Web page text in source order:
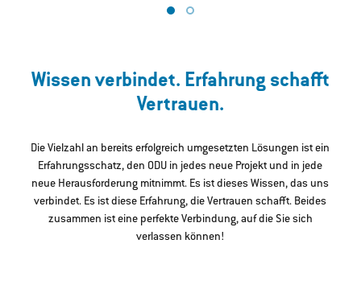
Wissen verbindet. Erfahrung schafft
Vertrauen.
Die Vielzahl an bereits erfolgreich umgesetzten Lösungen ist ein
Erfahrungsschatz, den ODU in jedes neue Projekt und in jede
neue Herausforderung mitnimmt. Es ist dieses Wissen, das uns
verbindet. Es ist diese Erfahrung, die Vertrauen schafft. Beides
zusammen ist eine perfekte Verbindung, auf die Sie sich
verlassen können!